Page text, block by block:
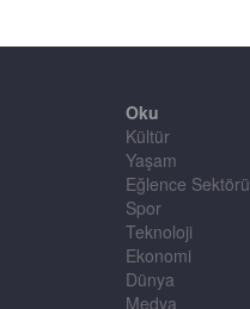
Oku
Kültür
Yaşam
Eğlence Sektörü
Spor
Teknoloji
Ekonomi
Dünya
Medya